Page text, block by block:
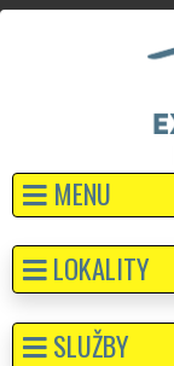
MENU
LOKALITY
SLUŽBY